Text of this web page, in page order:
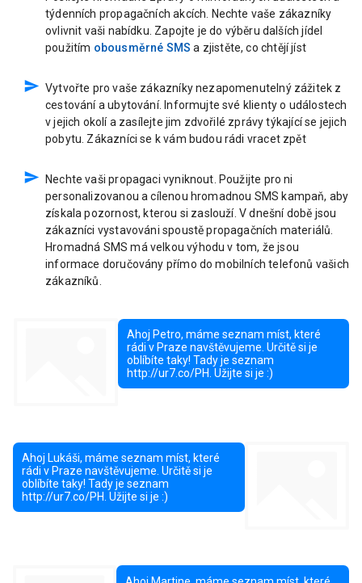
týdenních propagačních akcích. Nechte vaše zákazníky
ovlivnit vaši nabídku. Zapojte je do výběru dalších jídel
použitím obousměrné SMS a zjistěte, co chtějí jíst
Vytvořte pro vaše zákazníky nezapomenutelný zážitek z
cestování a ubytování. Informujte své klienty o událostech
v jejich okolí a zasílejte jim zdvořilé zprávy týkající se jejich
pobytu. Zákazníci se k vám budou rádi vracet zpět
Nechte vaši propagaci vyniknout. Použijte pro ni
personalizovanou a cílenou hromadnou SMS kampaň, aby
získala pozornost, kterou si zaslouží. V dnešní době jsou
zákazníci vystavováni spoustě propagačních materiálů.
Hromadná SMS má velkou výhodu v tom, že jsou
informace doručovány přímo do mobilních telefonů vašich
zákazníků.